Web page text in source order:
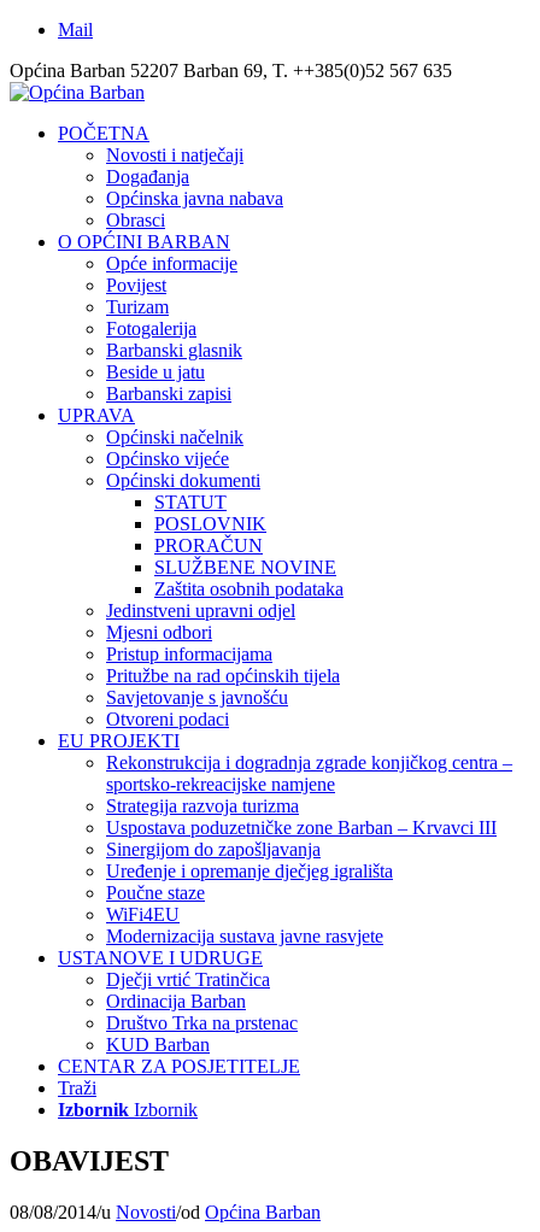
Mail
Općina Barban 52207 Barban 69, T. ++385(0)52 567 635
POČETNA
Novosti i natječaji
Događanja
Općinska javna nabava
Obrasci
O OPĆINI BARBAN
Opće informacije
Povijest
Turizam
Fotogalerija
Barbanski glasnik
Beside u jatu
Barbanski zapisi
UPRAVA
Općinski načelnik
Općinsko vijeće
Općinski dokumenti
STATUT
POSLOVNIK
PRORAČUN
SLUŽBENE NOVINE
Zaštita osobnih podataka
Jedinstveni upravni odjel
Mjesni odbori
Pristup informacijama
Pritužbe na rad općinskih tijela
Savjetovanje s javnošću
Otvoreni podaci
EU PROJEKTI
Rekonstrukcija i dogradnja zgrade konjičkog centra –
sportsko-rekreacijske namjene
Strategija razvoja turizma
Uspostava poduzetničke zone Barban – Krvavci III
Sinergijom do zapošljavanja
Uređenje i opremanje dječjeg igrališta
Poučne staze
WiFi4EU
Modernizacija sustava javne rasvjete
USTANOVE I UDRUGE
Dječji vrtić Tratinčica
Ordinacija Barban
Društvo Trka na prstenac
KUD Barban
CENTAR ZA POSJETITELJE
Traži
Izbornik Izbornik
OBAVIJEST
08/08/2014/u Novosti/od Općina Barban